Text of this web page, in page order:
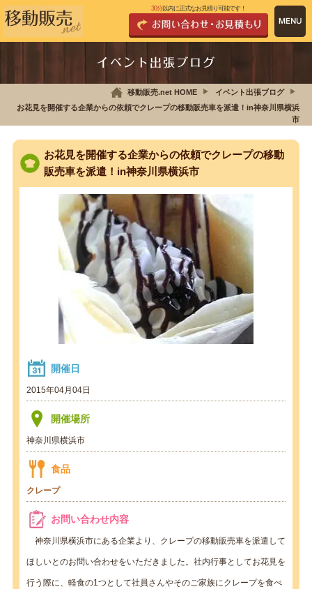
30分以内に正式なお見積り可能です！
イベント出張ブログ
移動販売.net HOME
イベント出張ブログ
お花見を開催する企業からの依頼でクレープの移動販売車を派遣！in神奈川県横浜
市
お花見を開催する企業からの依頼でクレープの移動
販売車を派遣！in神奈川県横浜市
開催日
2015年04月04日
開催場所
神奈川県横浜市
食品
クレープ
お問い合わせ内容
神奈川県横浜市にある企業より、クレープの移動販売車を派遣して
ほしいとのお問い合わせをいただきました。社内行事としてお花見を
行う際に、軽食の1つとして社員さんやそのご家族にクレープを食べ